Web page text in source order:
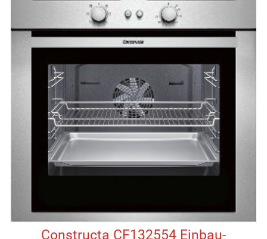
Constructa CF132554 Einbau-